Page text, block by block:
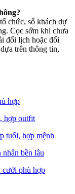
chức, số khách dự
Cọc sớm khi chưa
đổi lịch hoặc đổi
trên thông tin,
hợp
hợp outfit
tuổi, hợp mệnh
bền lâu
cưới phù hợp